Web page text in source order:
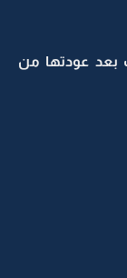
بعد عودتها من